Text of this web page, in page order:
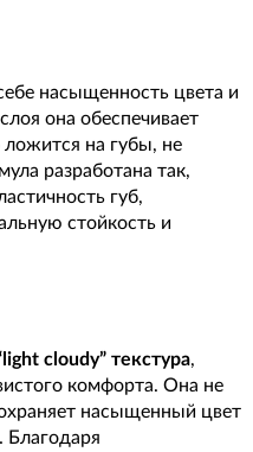
насыщенность цвета и
она обеспечивает
на губы, не
разработана так,
губ,
стойкость и
cloudy” текстура,
комфорта. Она не
насыщенный цвет
Благодаря